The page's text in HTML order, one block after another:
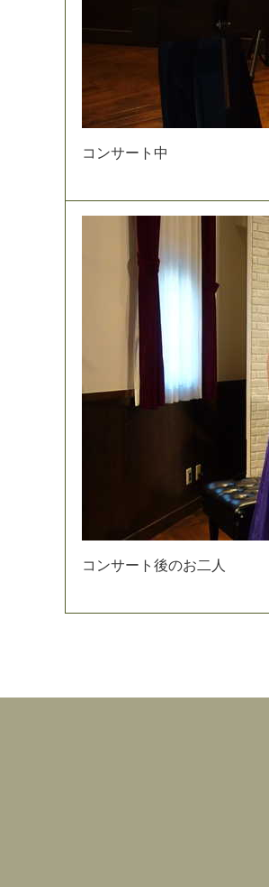
コ ンサー ト 中
コ ンサー ト 後のお二 人